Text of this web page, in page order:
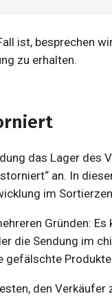
ist, besprechen
zu erhalten.
das Lager des
an. In
im
Gründen:
die Sendung im
gefälschte
den